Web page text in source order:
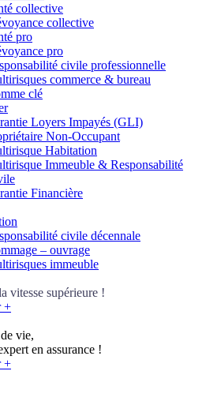
collective
collective
pro
pro
civile professionnelle
commerce & bureau
clé
Loyers Impayés (GLI)
Non-Occupant
Habitation
Immeuble & Responsabilité
Financière
civile décennale
– ouvrage
immeuble
vitesse supérieure !
+
vie,
en assurance !
+